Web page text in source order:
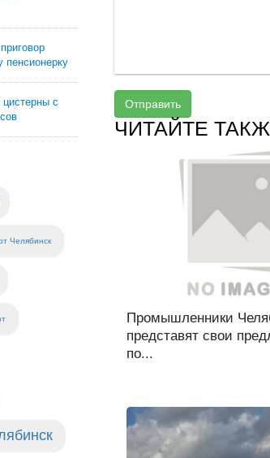
пенсионерку
с
Челябинск
Отправить
ЧИТАЙТЕ
Промышленники
представят свои
по...